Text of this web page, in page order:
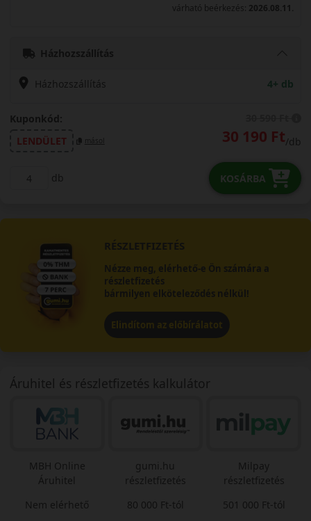
várható beérkezés: 2026.08.11.
Házhozszállítás
Házhozszállítás 4+ db
Kuponkód:
LENDÜLET
másol 30 190 Ft/db
db KOSÁRBA
RÉSZLETFIZETÉS
Nézze meg, elérhető-e Ön számára a
részletfizetés
bármilyen elköteleződés nélkül!
Elindítom az előbírálatot
Áruhitel és részletfizetés kalkulátor
MBH Online
Áruhitel
Nem elérhető
gumi.hu
részletfizetés
80 000 Ft-tól
Milpay
részletfizetés
501 000 Ft-tól